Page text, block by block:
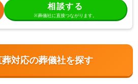
相談する
※葬儀社に直接つながります。
対応の葬儀社を探す